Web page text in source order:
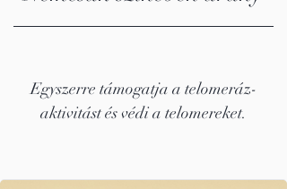
Egyszerre támogatja a telomeráz-
aktivitást és védi a telomereket.